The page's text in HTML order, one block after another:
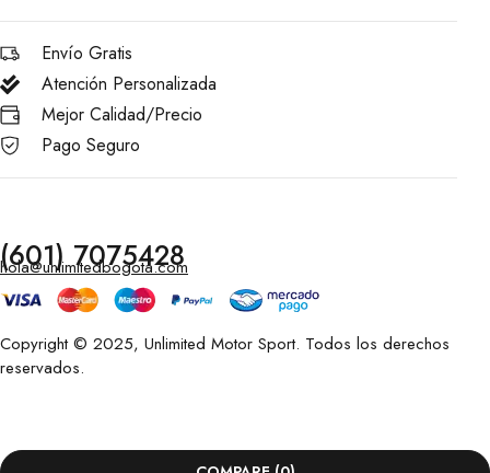
Envío Gratis
Atención Personalizada
Mejor Calidad/Precio
Pago Seguro
(601) 7075428
hola@unlimitedbogota.com
Copyright © 2025, Unlimited Motor Sport. Todos los derechos
reservados.